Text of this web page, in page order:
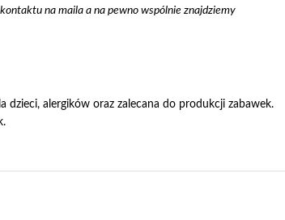
na maila a na pewno wspólnie znajdziemy
alergików oraz zalecana do produkcji zabawek.